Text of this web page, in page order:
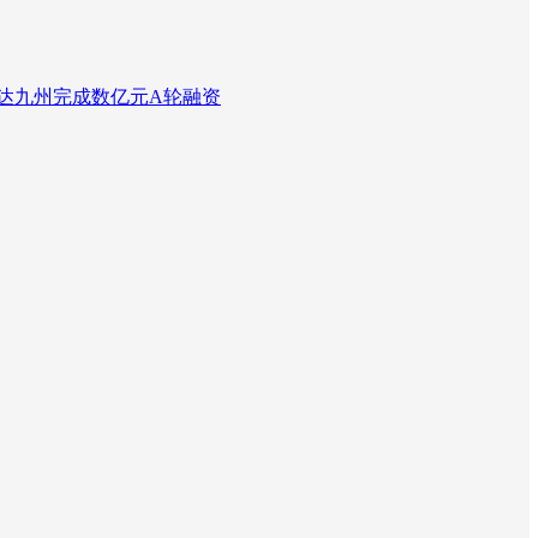
九州完成数亿元A轮融资